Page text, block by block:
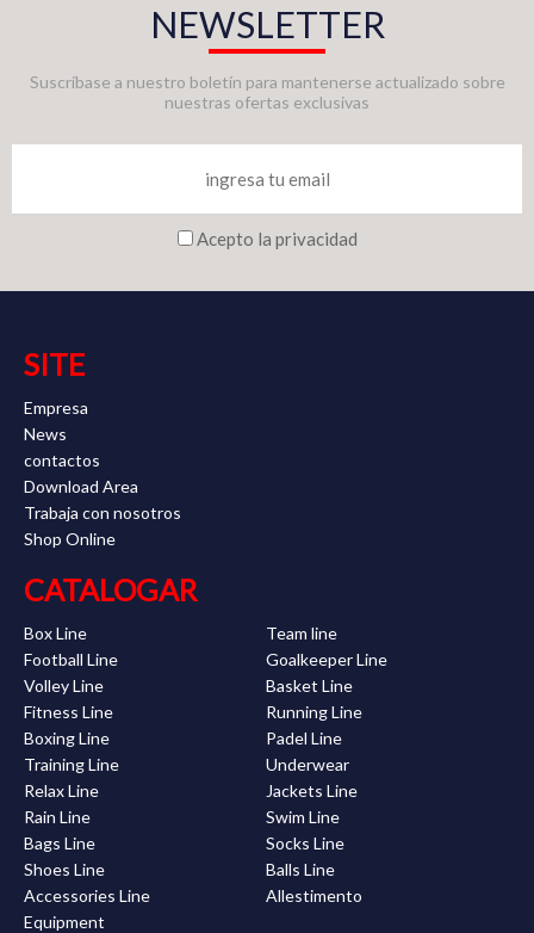
NEWSLETTER
Suscríbase a nuestro boletín para mantenerse actualizado sobre
nuestras ofertas exclusivas
Acepto la privacidad
SITE
Empresa
News
contactos
Download Area
Trabaja con nosotros
Shop Online
CATALOGAR
Box Line
Team line
Football Line
Goalkeeper Line
Volley Line
Basket Line
Fitness Line
Running Line
Boxing Line
Padel Line
Training Line
Underwear
Relax Line
Jackets Line
Rain Line
Swim Line
Bags Line
Socks Line
Shoes Line
Balls Line
Accessories Line
Allestimento
Equipment